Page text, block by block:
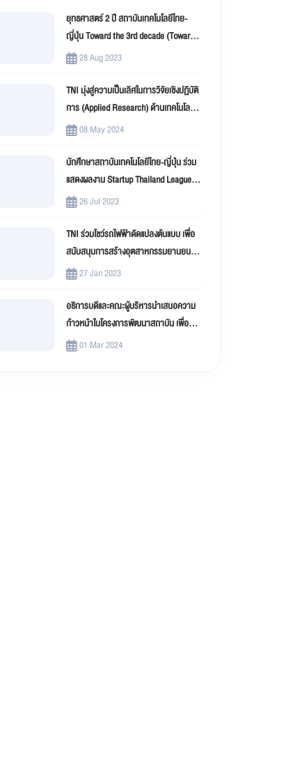
ยุทธศาสตร์ 2 ปี สถาบันเทคโนโลยีไทย-
ญี่ปุ่น Toward the 3rd decade (Toward
New Innovation –TNI)
28 Aug 2023
TNI มุ่งสู่ความเป็นเลิศในการวิจัยเชิงปฏิบัติ
การ (Applied Research) ด้านเทคโนโลยี
สารสนเทศ
08 May 2024
นักศึกษาสถาบันเทคโนโลยีไทย-ญี่ปุ่น ร่วม
แสดงผลงาน Startup Thailand League
202326 Jul 2023
TNI ร่วมโชว์รถไฟฟ้าดัดแปลงต้นแบบ เพื่อ
สนับสนุนการสร้างอุตสาหกรรมยานยนต์
ไฟฟ้าดัดแปลง (EV Conversion)
27 Jan 2023
อธิการบดีและคณะผู้บริหารนำเสนอความ
ก้าวหน้าในโครงการพัฒนาสถาบัน เพื่อขับ
เคลื่อน สถาบันเทคโนโลยีไทย-ญี่ปุ่น (TNI)
01 Mar 2024